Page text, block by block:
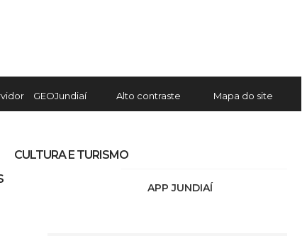
GEOJundiaí Alto contraste Mapa do site
APP JUNDIAÍ
CULTURA E TURISMO